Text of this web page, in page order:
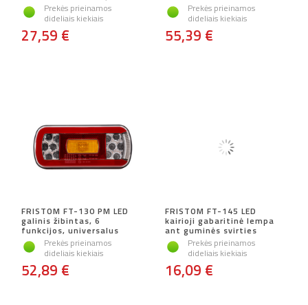
Prekės prieinamos
dideliais kiekiais
27,59 €
Prekės prieinamos
dideliais kiekiais
55,39 €
FRISTOM FT-130 PM LED
galinis žibintas, 6
funkcijos, universalus
Prekės prieinamos
dideliais kiekiais
52,89 €
FRISTOM FT-145 LED
kairioji gabaritinė lempa
ant guminės svirties
Prekės prieinamos
dideliais kiekiais
16,09 €